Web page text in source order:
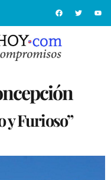
y Furioso”